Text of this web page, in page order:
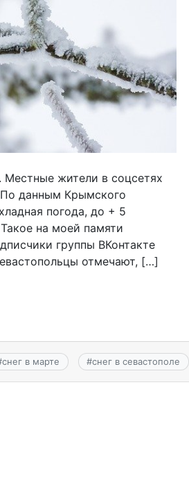
Местные жители в соцсетях
По данным Крымского
погода, до + 5
на моей памяти
группы ВКонтакте
отмечают, […]
снег в марте #снег в севастополе